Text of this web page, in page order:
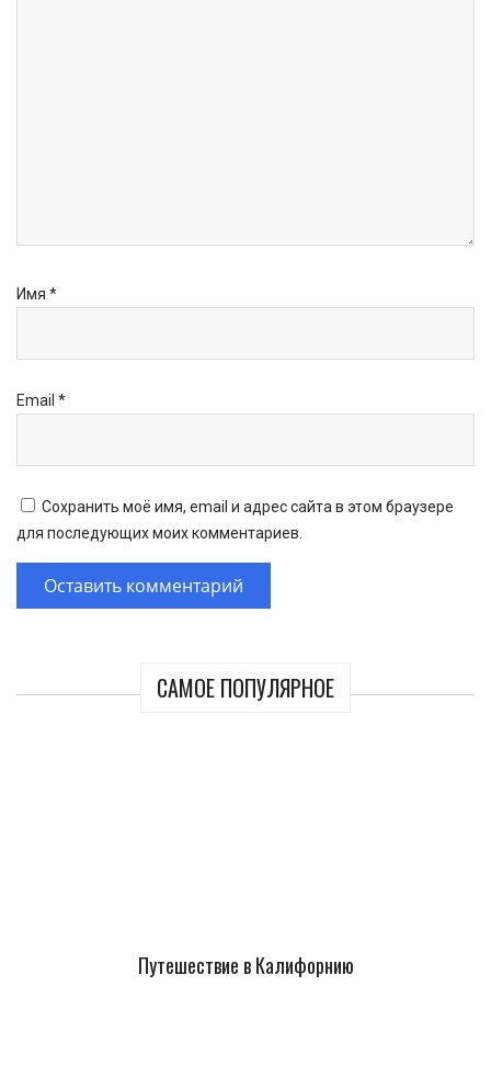
САМОЕ ПОПУЛЯРНОЕ
Путешествие в Калифорнию
Имя *
Email *
Сохранить моё имя, email и адрес сайта в этом браузере
для последующих моих комментариев.